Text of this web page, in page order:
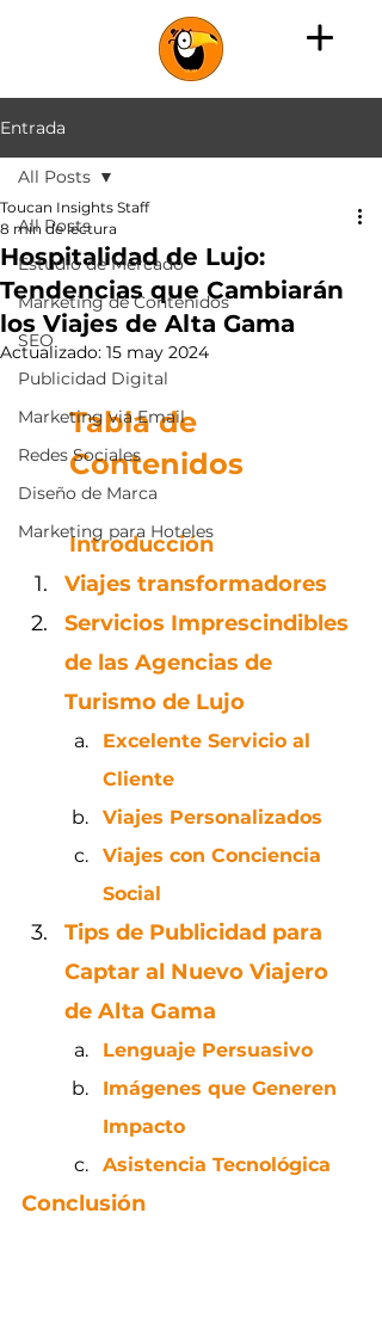
Entrada
All Posts
Estudio de Mercado
Marketing de Contenidos
SEO
Publicidad Digital
Marketing via Email
Redes Sociales
Diseño de Marca
Marketing para Hoteles
All Posts
Hospitalidad de Lujo:
Tendencias que Cambiarán
los Viajes de Alta Gama
Toucan Insights Staff
8 min de lectura
Actualizado: 15 may 2024
Tabla de
Contenidos
Introducción
Viajes transformadores
Servicios Imprescindibles
de las Agencias de
Turismo de Lujo
Excelente Servicio al
Cliente
Viajes Personalizados
Viajes con Conciencia
Social
Tips de Publicidad para
Captar al Nuevo Viajero
de Alta Gama
Lenguaje Persuasivo
Imágenes que Generen
Impacto
Asistencia Tecnológica
Conclusión